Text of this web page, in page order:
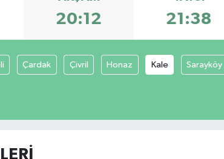
20:12 21:38
Çardak Çivril Honaz Kale Sarayköy